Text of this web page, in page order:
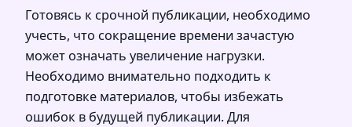
Готовясь к срочной публикации, необходимо
учесть, что сокращение времени зачастую
может означать увеличение нагрузки.
Необходимо внимательно подходить к
подготовке материалов, чтобы избежать
ошибок в будущей публикации. Для